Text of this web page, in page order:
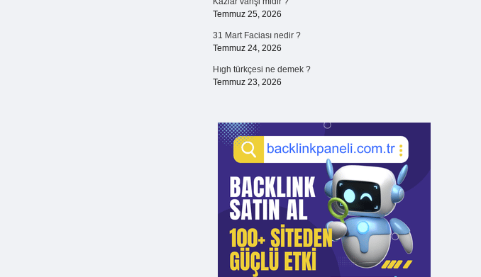
Temmuz 25, 2026
31 Mart Faciası nedir ?
Temmuz 24, 2026
Hıgh türkçesi ne demek ?
Temmuz 23, 2026